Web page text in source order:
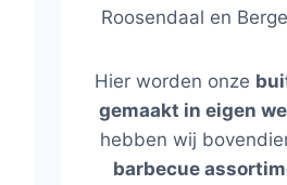
Roosendaal en
Hier worden onze
gemaakt in eigen
hebben wij
barbecue